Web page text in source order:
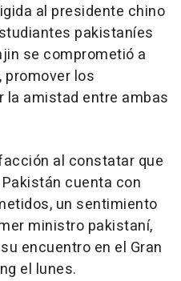
al presidente chino
pakistaníes
se comprometió a
los
la amistad entre ambas
al constatar que
cuenta con
un sentimiento
ministro pakistaní,
encuentro en el Gran
el lunes.